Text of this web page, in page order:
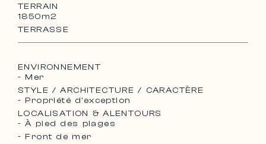
TERRAIN
1850m2
TERRASSE
ENVIRONNEMENT
- Mer
STYLE / ARCHITECTURE / CARACTÈRE
- Propriété d'exception
LOCALISATION & ALENTOURS
- À pied des plages
- Front de mer